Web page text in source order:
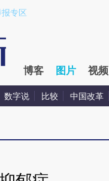
专区
博客 图片 视频
数字说 比较 中国改革